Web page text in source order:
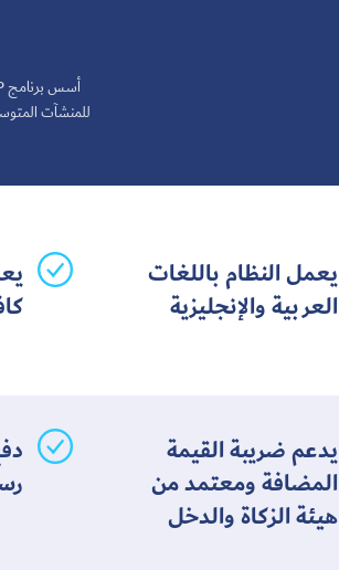
للمنشآت
يعمل النظام باللغات
العربية والإنجليزية
يدعم ضريبة القيمة
المضافة ومعتمد من
هيئة الزكاة والدخل